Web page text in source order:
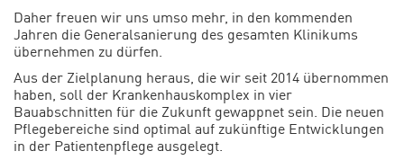
Daher freuen wir uns umso mehr, in den kommenden
Jahren die Generalsanierung des gesamten Klinikums
übernehmen zu dürfen.
Aus der Zielplanung heraus, die wir seit 2014 übernommen
haben, soll der Krankenhauskomplex in vier
Bauabschnitten für die Zukunft gewappnet sein. Die neuen
Pflegebereiche sind optimal auf zukünftige Entwicklungen
in der Patientenpflege ausgelegt.